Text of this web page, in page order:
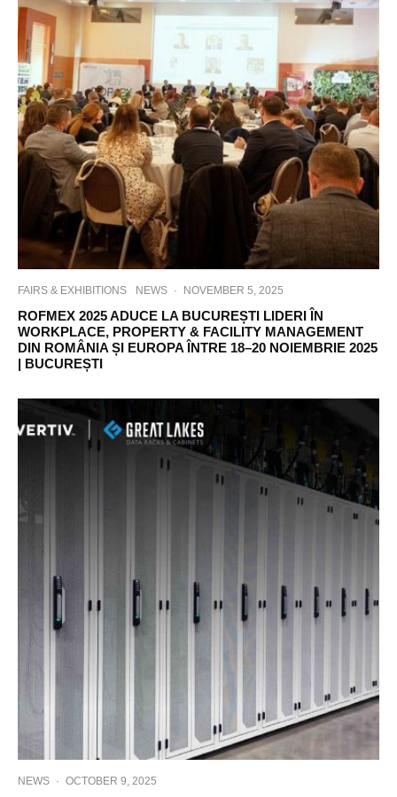
FAIRS & EXHIBITIONS NEWS · NOVEMBER 5, 2025
ROFMEX 2025 ADUCE LA BUCUREȘTI LIDERI ÎN
WORKPLACE, PROPERTY & FACILITY MANAGEMENT
DIN ROMÂNIA ȘI EUROPA ÎNTRE 18–20 NOIEMBRIE 2025
| BUCUREȘTI
NEWS · OCTOBER 9, 2025